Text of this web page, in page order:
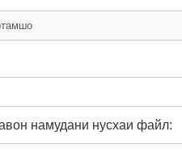
намудани нусхаи файл: